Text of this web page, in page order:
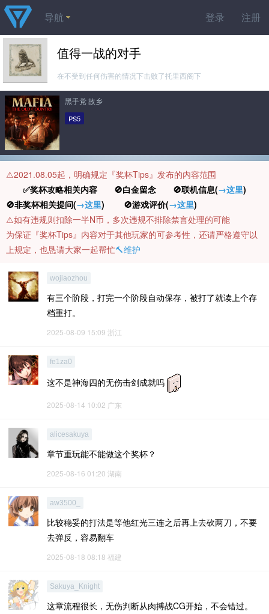
登录 注册
导航
值得一战的对手
在不受到任何伤害的情况下击败了托里西阁下
黑手党 故乡
PS5
⚠️2021.08.05起，明确规定『奖杯Tips』发布的内容范围
✅奖杯攻略相关内容 🚫白金留念 🚫联机信息(→这里)
🚫非奖杯相关提问(→这里) 🚫游戏评价(→这里)
⚠️如有违规则扣除一半N币，多次违规不排除禁言处理的可能
为保证『奖杯Tips』内容对于其他玩家的可参考性，还请严格遵守以
上规定，也恳请大家一起帮忙🔨维护
wojiaozhou
有三个阶段，打完一个阶段自动保存，被打了就读上个存
档重打。
2025-08-09 15:09 浙江
fe1za0
这不是神海四的无伤击剑成就吗
2025-08-14 10:02 广东
alicesakuya
章节重玩能不能做这个奖杯？
2025-08-16 01:20 湖南
aw3500_
比较稳妥的打法是等他红光三连之后再上去砍两刀，不要
去弹反，容易翻车
2025-08-18 08:18 福建
Sakuya_Knight
这章流程很长，无伤判断从肉搏战CG开始，不会错过。